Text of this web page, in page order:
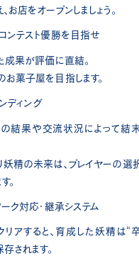
お店をオープンしましょう。
ンテスト優勝を目指せ
成果が評価に直結。
菓子屋を目指します。
ディング
の結果や交流状況によって結
妖精の未来は、プレイヤーの選
。
ク対応・継承システム
リアすると、育成した妖精は“
されます。